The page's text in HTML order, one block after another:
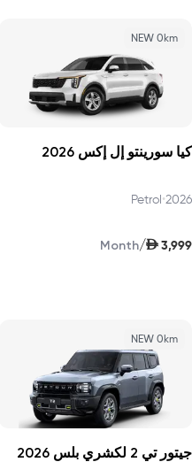
NEW 0km
كيا سورينتو إل إكس 2026
2026
•
Petrol
AED 3,999
/
Month
NEW 0km
جيتور تي 2 لكشري بلس 2026